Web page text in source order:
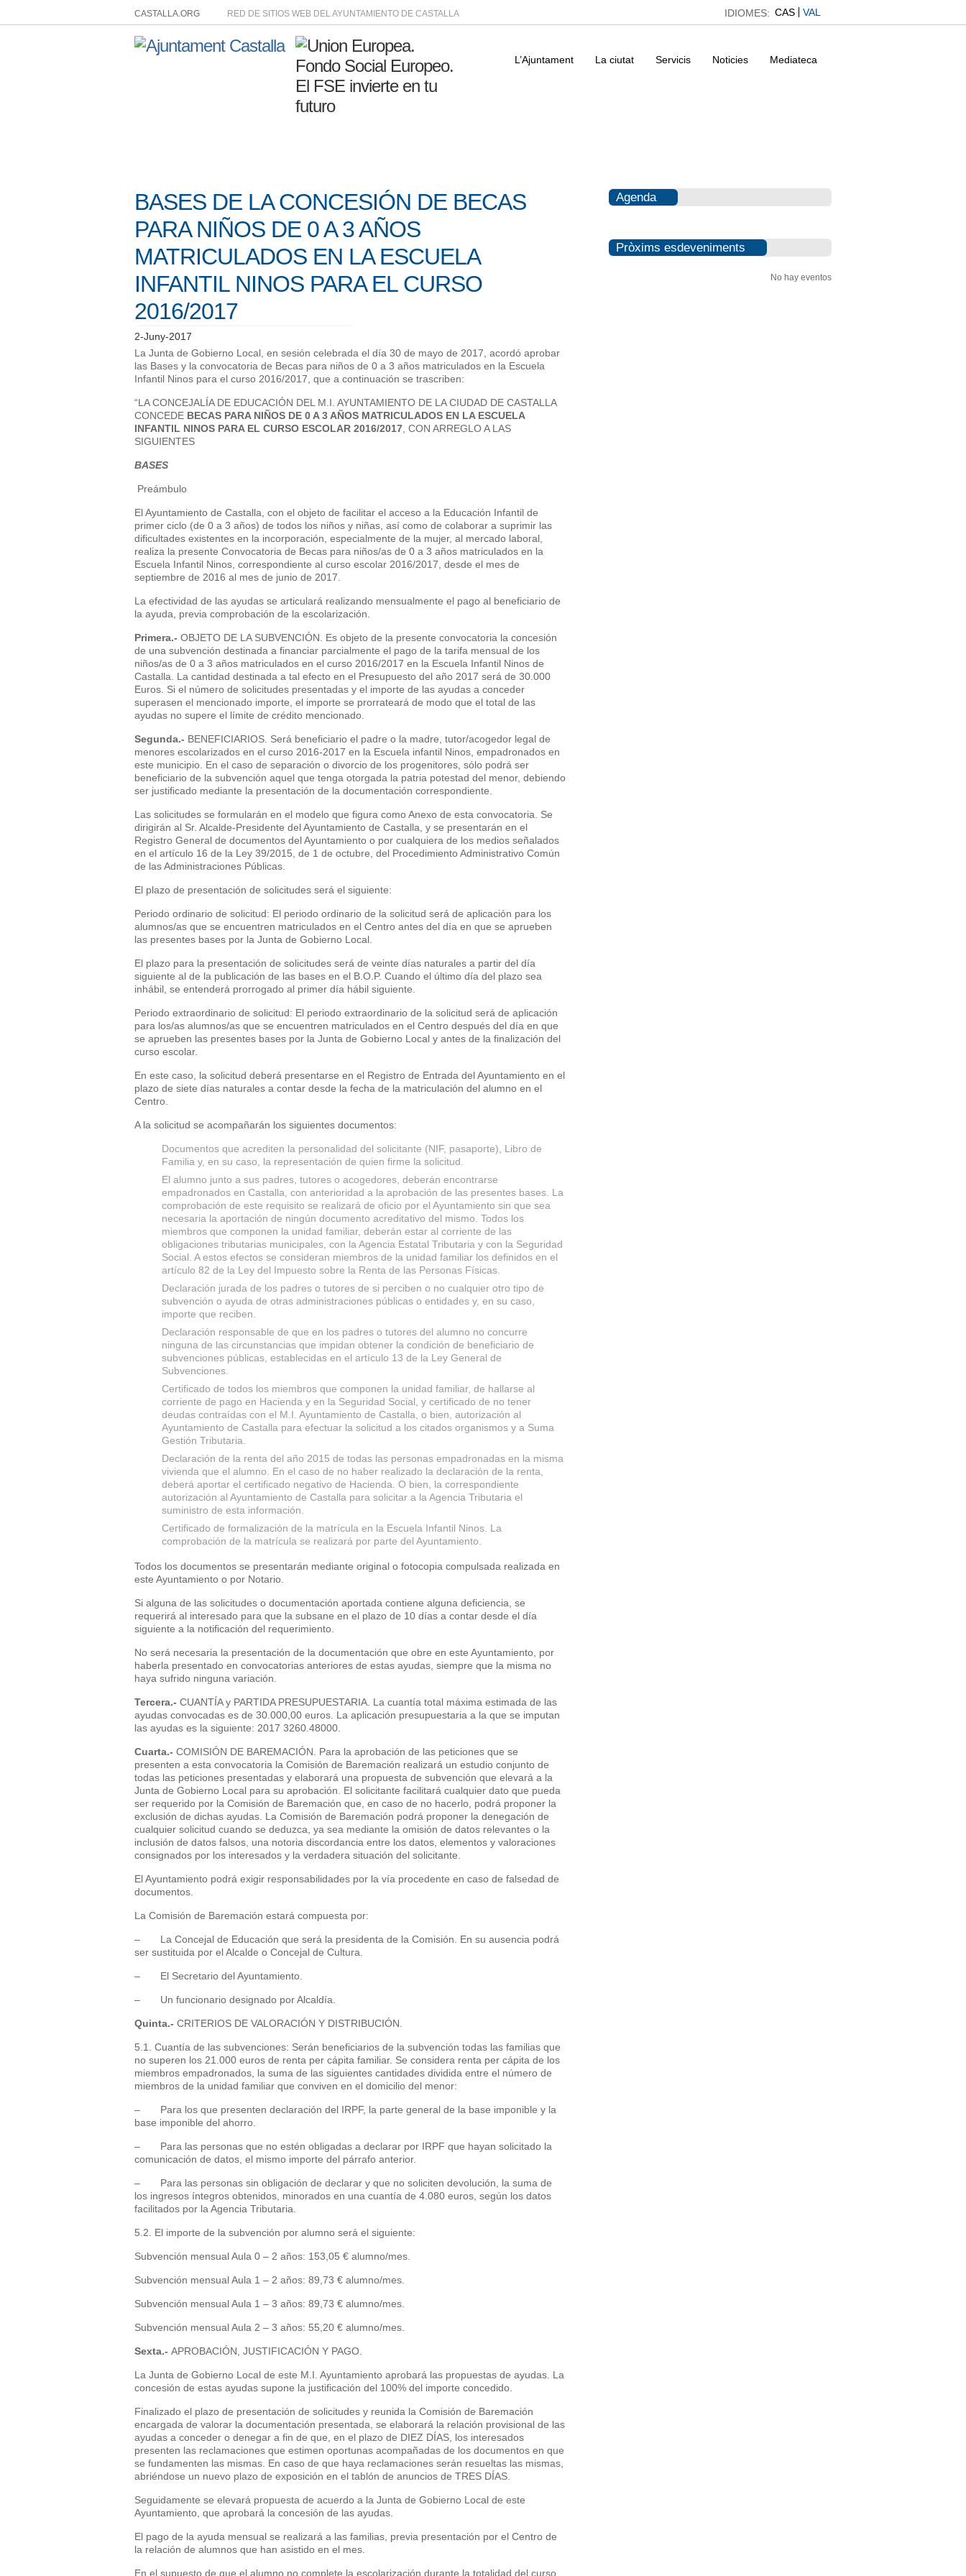
CASTALLA.ORG RED DE SITIOS WEB DEL AYUNTAMIENTO DE CASTALLA IDIOMES: CAS VAL
L’Ajuntament La ciutat Servicis Noticies Mediateca
BASES DE LA CONCESIÓN DE BECAS
PARA NIÑOS DE 0 A 3 AÑOS
MATRICULADOS EN LA ESCUELA
INFANTIL NINOS PARA EL CURSO
2016/2017
2-Juny-2017
La Junta de Gobierno Local, en sesión celebrada el día 30 de mayo de 2017, acordó aprobar
las Bases y la convocatoria de Becas para niños de 0 a 3 años matriculados en la Escuela
Infantil Ninos para el curso 2016/2017, que a continuación se trascriben:
“LA CONCEJALÍA DE EDUCACIÓN DEL M.I. AYUNTAMIENTO DE LA CIUDAD DE CASTALLA
CONCEDE BECAS PARA NIÑOS DE 0 A 3 AÑOS MATRICULADOS EN LA ESCUELA
INFANTIL NINOS PARA EL CURSO ESCOLAR 2016/2017 , CON ARREGLO A LAS
SIGUIENTES
BASES
Preámbulo
El Ayuntamiento de Castalla, con el objeto de facilitar el acceso a la Educación Infantil de
primer ciclo (de 0 a 3 años) de todos los niños y niñas, así como de colaborar a suprimir las
dificultades existentes en la incorporación, especialmente de la mujer, al mercado laboral,
realiza la presente Convocatoria de Becas para niños/as de 0 a 3 años matriculados en la
Escuela Infantil Ninos, correspondiente al curso escolar 2016/2017, desde el mes de
septiembre de 2016 al mes de junio de 2017.
La efectividad de las ayudas se articulará realizando mensualmente el pago al beneficiario de
la ayuda, previa comprobación de la escolarización.
Primera.- OBJETO DE LA SUBVENCIÓN. Es objeto de la presente convocatoria la concesión
de una subvención destinada a financiar parcialmente el pago de la tarifa mensual de los
niños/as de 0 a 3 años matriculados en el curso 2016/2017 en la Escuela Infantil Ninos de
Castalla. La cantidad destinada a tal efecto en el Presupuesto del año 2017 será de 30.000
Euros. Si el número de solicitudes presentadas y el importe de las ayudas a conceder
superasen el mencionado importe, el importe se prorrateará de modo que el total de las
ayudas no supere el límite de crédito mencionado.
Segunda.- BENEFICIARIOS. Será beneficiario el padre o la madre, tutor/acogedor legal de
menores escolarizados en el curso 2016-2017 en la Escuela infantil Ninos, empadronados en
este municipio. En el caso de separación o divorcio de los progenitores, sólo podrá ser
beneficiario de la subvención aquel que tenga otorgada la patria potestad del menor, debiendo
ser justificado mediante la presentación de la documentación correspondiente.
Las solicitudes se formularán en el modelo que figura como Anexo de esta convocatoria. Se
dirigirán al Sr. Alcalde-Presidente del Ayuntamiento de Castalla, y se presentarán en el
Registro General de documentos del Ayuntamiento o por cualquiera de los medios señalados
en el artículo 16 de la Ley 39/2015, de 1 de octubre, del Procedimiento Administrativo Común
de las Administraciones Públicas.
El plazo de presentación de solicitudes será el siguiente:
Periodo ordinario de solicitud: El periodo ordinario de la solicitud será de aplicación para los
alumnos/as que se encuentren matriculados en el Centro antes del día en que se aprueben
las presentes bases por la Junta de Gobierno Local.
El plazo para la presentación de solicitudes será de veinte días naturales a partir del día
siguiente al de la publicación de las bases en el B.O.P. Cuando el último día del plazo sea
inhábil, se entenderá prorrogado al primer día hábil siguiente.
Periodo extraordinario de solicitud: El periodo extraordinario de la solicitud será de aplicación
para los/as alumnos/as que se encuentren matriculados en el Centro después del día en que
se aprueben las presentes bases por la Junta de Gobierno Local y antes de la finalización del
curso escolar.
En este caso, la solicitud deberá presentarse en el Registro de Entrada del Ayuntamiento en el
plazo de siete días naturales a contar desde la fecha de la matriculación del alumno en el
Centro.
A la solicitud se acompañarán los siguientes documentos:
Documentos que acrediten la personalidad del solicitante (NIF, pasaporte), Libro de
Familia y, en su caso, la representación de quien firme la solicitud.
El alumno junto a sus padres, tutores o acogedores, deberán encontrarse
empadronados en Castalla, con anterioridad a la aprobación de las presentes bases. La
comprobación de este requisito se realizará de oficio por el Ayuntamiento sin que sea
necesaria la aportación de ningún documento acreditativo del mismo. Todos los
miembros que componen la unidad familiar, deberán estar al corriente de las
obligaciones tributarias municipales, con la Agencia Estatal Tributaria y con la Seguridad
Social. A estos efectos se consideran miembros de la unidad familiar los definidos en el
artículo 82 de la Ley del Impuesto sobre la Renta de las Personas Físicas.
Declaración jurada de los padres o tutores de si perciben o no cualquier otro tipo de
subvención o ayuda de otras administraciones públicas o entidades y, en su caso,
importe que reciben.
Declaración responsable de que en los padres o tutores del alumno no concurre
ninguna de las circunstancias que impidan obtener la condición de beneficiario de
subvenciones públicas, establecidas en el artículo 13 de la Ley General de
Subvenciones.
Certificado de todos los miembros que componen la unidad familiar, de hallarse al
corriente de pago en Hacienda y en la Seguridad Social, y certificado de no tener
deudas contraídas con el M.I. Ayuntamiento de Castalla, o bien, autorización al
Ayuntamiento de Castalla para efectuar la solicitud a los citados organismos y a Suma
Gestión Tributaria.
Declaración de la renta del año 2015 de todas las personas empadronadas en la misma
vivienda que el alumno. En el caso de no haber realizado la declaración de la renta,
deberá aportar el certificado negativo de Hacienda. O bien, la correspondiente
autorización al Ayuntamiento de Castalla para solicitar a la Agencia Tributaria el
suministro de esta información.
Certificado de formalización de la matrícula en la Escuela Infantil Ninos. La
comprobación de la matrícula se realizará por parte del Ayuntamiento.
Todos los documentos se presentarán mediante original o fotocopia compulsada realizada en
este Ayuntamiento o por Notario.
Si alguna de las solicitudes o documentación aportada contiene alguna deficiencia, se
requerirá al interesado para que la subsane en el plazo de 10 días a contar desde el día
siguiente a la notificación del requerimiento.
No será necesaria la presentación de la documentación que obre en este Ayuntamiento, por
haberla presentado en convocatorias anteriores de estas ayudas, siempre que la misma no
haya sufrido ninguna variación.
Tercera.- CUANTÍA y PARTIDA PRESUPUESTARIA. La cuantía total máxima estimada de las
ayudas convocadas es de 30.000,00 euros. La aplicación presupuestaria a la que se imputan
las ayudas es la siguiente: 2017 3260.48000.
Cuarta.- COMISIÓN DE BAREMACIÓN. Para la aprobación de las peticiones que se
presenten a esta convocatoria la Comisión de Baremación realizará un estudio conjunto de
todas las peticiones presentadas y elaborará una propuesta de subvención que elevará a la
Junta de Gobierno Local para su aprobación. El solicitante facilitará cualquier dato que pueda
ser requerido por la Comisión de Baremación que, en caso de no hacerlo, podrá proponer la
exclusión de dichas ayudas. La Comisión de Baremación podrá proponer la denegación de
cualquier solicitud cuando se deduzca, ya sea mediante la omisión de datos relevantes o la
inclusión de datos falsos, una notoria discordancia entre los datos, elementos y valoraciones
consignados por los interesados y la verdadera situación del solicitante.
El Ayuntamiento podrá exigir responsabilidades por la vía procedente en caso de falsedad de
documentos.
La Comisión de Baremación estará compuesta por:
– La Concejal de Educación que será la presidenta de la Comisión. En su ausencia podrá
ser sustituida por el Alcalde o Concejal de Cultura.
– El Secretario del Ayuntamiento.
– Un funcionario designado por Alcaldía.
Quinta.- CRITERIOS DE VALORACIÓN Y DISTRIBUCIÓN.
5.1. Cuantía de las subvenciones: Serán beneficiarios de la subvención todas las familias que
no superen los 21.000 euros de renta per cápita familiar. Se considera renta per cápita de los
miembros empadronados, la suma de las siguientes cantidades dividida entre el número de
miembros de la unidad familiar que conviven en el domicilio del menor:
– Para los que presenten declaración del IRPF, la parte general de la base imponible y la
base imponible del ahorro.
– Para las personas que no estén obligadas a declarar por IRPF que hayan solicitado la
comunicación de datos, el mismo importe del párrafo anterior.
– Para las personas sin obligación de declarar y que no soliciten devolución, la suma de
los ingresos íntegros obtenidos, minorados en una cuantía de 4.080 euros, según los datos
facilitados por la Agencia Tributaria.
5.2. El importe de la subvención por alumno será el siguiente:
Subvención mensual Aula 0 – 2 años: 153,05 € alumno/mes.
Subvención mensual Aula 1 – 2 años: 89,73 € alumno/mes.
Subvención mensual Aula 1 – 3 años: 89,73 € alumno/mes.
Subvención mensual Aula 2 – 3 años: 55,20 € alumno/mes.
Sexta.- APROBACIÓN, JUSTIFICACIÓN Y PAGO.
La Junta de Gobierno Local de este M.I. Ayuntamiento aprobará las propuestas de ayudas. La
concesión de estas ayudas supone la justificación del 100% del importe concedido.
Finalizado el plazo de presentación de solicitudes y reunida la Comisión de Baremación
encargada de valorar la documentación presentada, se elaborará la relación provisional de las
ayudas a conceder o denegar a fin de que, en el plazo de DIEZ DÍAS, los interesados
presenten las reclamaciones que estimen oportunas acompañadas de los documentos en que
se fundamenten las mismas. En caso de que haya reclamaciones serán resueltas las mismas,
abriéndose un nuevo plazo de exposición en el tablón de anuncios de TRES DÍAS.
Seguidamente se elevará propuesta de acuerdo a la Junta de Gobierno Local de este
Ayuntamiento, que aprobará la concesión de las ayudas.
El pago de la ayuda mensual se realizará a las familias, previa presentación por el Centro de
la relación de alumnos que han asistido en el mes.
En el supuesto de que el alumno no complete la escolarización durante la totalidad del curso
Agenda
Pròxims esdeveniments
No hay eventos